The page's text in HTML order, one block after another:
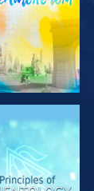
СМОТРЕТЬ
ПЕРЕДАЧИ